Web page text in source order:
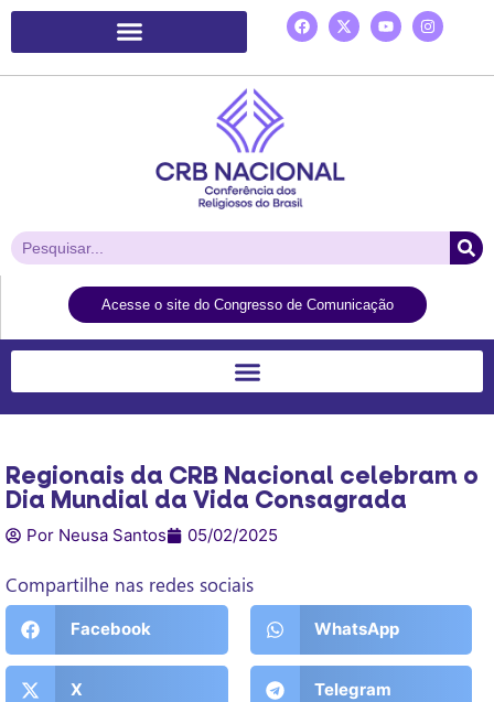
Acesse o site do Congresso de Comunicação
Regionais da CRB Nacional celebram o
Dia Mundial da Vida Consagrada
Por Neusa Santos 05/02/2025
Compartilhe nas redes sociais
Facebook WhatsApp
X Telegram